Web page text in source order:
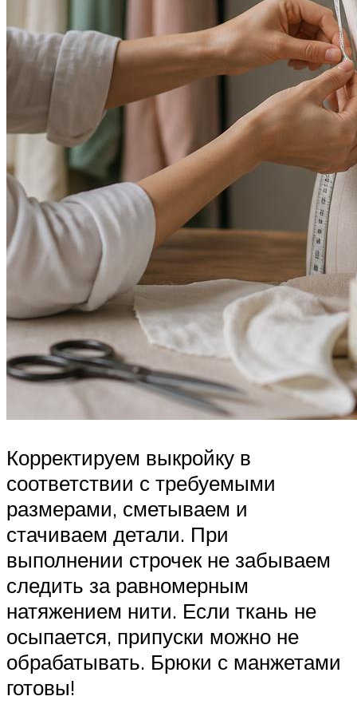
Корректируем выкройку в
соответствии с требуемыми
размерами, сметываем и
стачиваем детали. При
выполнении строчек не забываем
следить за равномерным
натяжением нити. Если ткань не
осыпается, припуски можно не
обрабатывать. Брюки с манжетами
готовы!